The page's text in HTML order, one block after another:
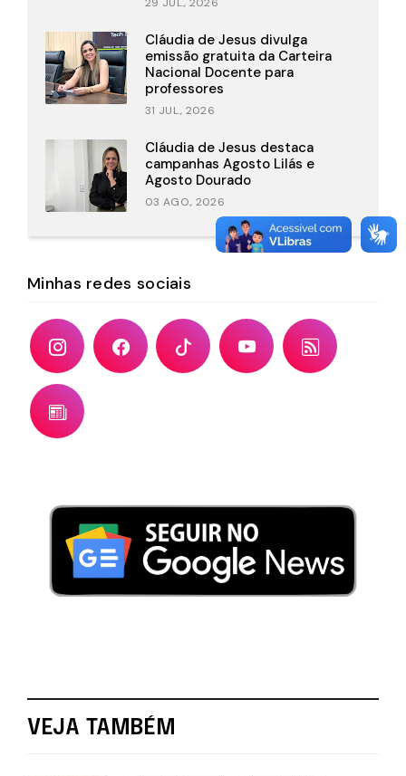
Cláudia de Jesus divulga
emissão gratuita da Carteira
Nacional Docente para
professores
31 JUL., 2026
Cláudia de Jesus destaca
campanhas Agosto Lilás e
Agosto Dourado
03 AGO., 2026
Minhas redes sociais
VEJA TAMBÉM